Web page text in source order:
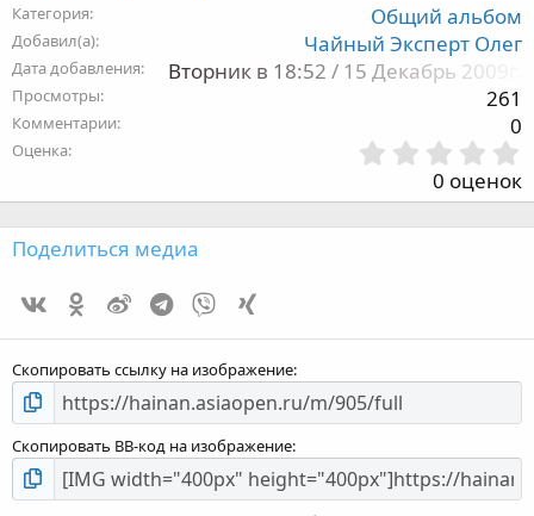
Категория Общий альбом
Добавил(а) Чайный Эксперт Олег
Дата добавления Вторник в 18:52 / 15 Декабрь 2009г.
Просмотры 261
Комментарии 0
Оценка
,
0
0
д
0 оценок
Поделиться медиа
Vk
Ok WeiboTelegram
Viber
Скопировать ссылку на изображение
Скопировать BB-код на изображение